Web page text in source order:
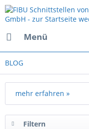
Menü
BLOG
mehr erfahren »
Filtern